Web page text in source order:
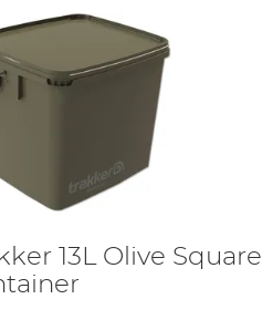
13L Olive Square